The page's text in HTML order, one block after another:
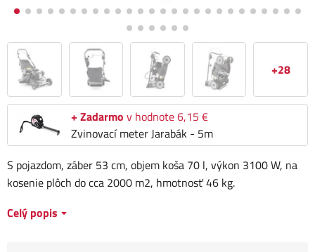
+28
+ Zadarmo v hodnote 6,15 €
Zvinovací meter Jarabák - 5m
S pojazdom, záber 53 cm, objem koša 70 l, výkon 3100 W, na
kosenie plôch do cca 2000 m2, hmotnosť 46 kg.
Celý popis